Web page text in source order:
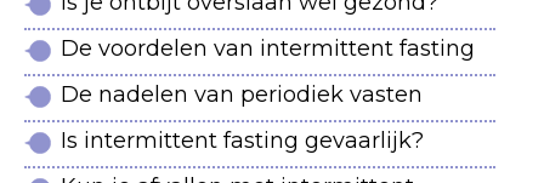
De voordelen van intermittent fasting
De nadelen van periodiek vasten
Is intermittent fasting gevaarlijk?